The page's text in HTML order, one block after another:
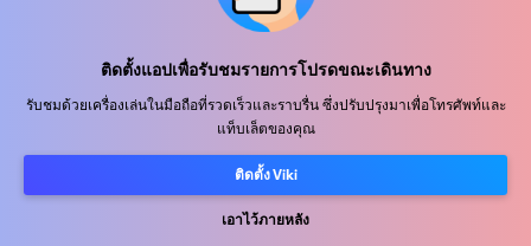
ติดตั้งแอปเพื่อรับชมรายการโปรดขณะเดินทาง
รับชมด้วยเครื่องเล่นในมือถือที่รวดเร็วและราบรื่น ซึ่งปรับปรุงมาเพื่อโทรศัพท์และ
แท็บเล็ตของคุณ
ติดตั้ง Viki
เอาไว้ภายหลัง
พันธมิตรด้านการเผยแพร่
ข้อกำหนดการใช้งาน